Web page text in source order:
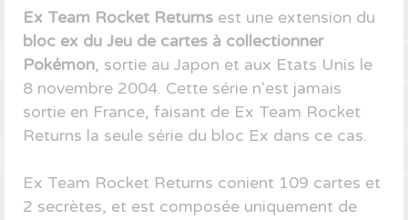
Ex Team Rocket Returns est une extension du
bloc ex du Jeu de cartes à collectionner
Pokémon, sortie au Japon et aux Etats Unis le
8 novembre 2004. Cette série n'est jamais
sortie en France, faisant de Ex Team Rocket
Returns la seule série du bloc Ex dans ce cas.
Ex Team Rocket Returns conient 109 cartes et
2 secrètes, et est composée uniquement de